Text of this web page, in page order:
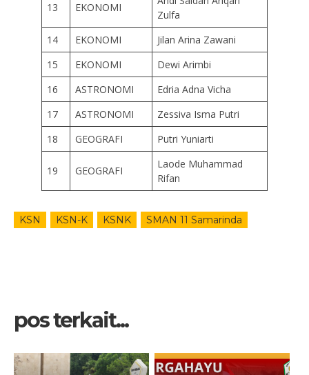
13 EKONOMI
Zulfa
14
EKONOMI
Jilan Arina Zawani
15
EKONOMI
Dewi Arimbi
16
ASTRONOMI
Edria Adna Vicha
17
ASTRONOMI
Zessiva Isma Putri
18
GEOGRAFI Putri Yuniarti
19 GEOGRAFI
Laode Muhammad
Rifan
KSN KSN-K KSNK SMAN 11 Samarinda
pos terkait...